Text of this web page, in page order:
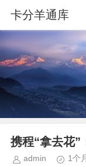
卡分羊通库
携程“拿去花”
admin 1个